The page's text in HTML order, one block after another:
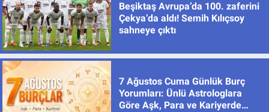
Beşiktaş Avrupa’da 100. zaferini
Çekya’da aldı! Semih Kılıçsoy
sahneye çıktı
7 Ağustos Cuma Günlük Burç
Yorumları: Ünlü Astrologlara
Göre Aşk, Para ve Kariyerde